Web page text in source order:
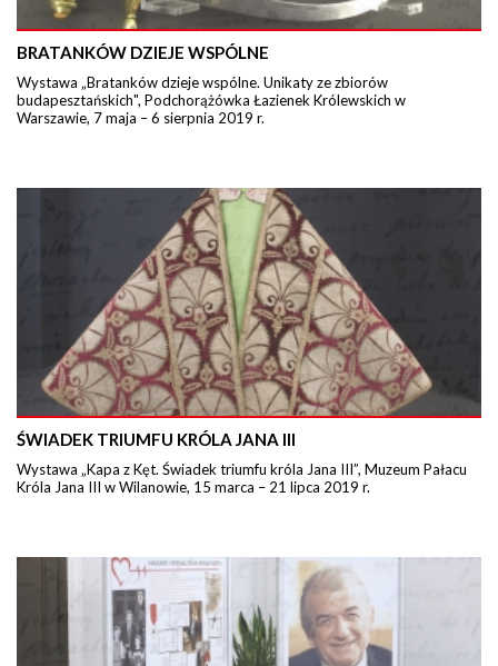
BRATANKÓW DZIEJE WSPÓLNE
Wystawa „Bratanków dzieje wspólne. Unikaty ze zbiorów
budapesztańskich", Podchorążówka Łazienek Królewskich w
Warszawie, 7 maja – 6 sierpnia 2019 r.
ŚWIADEK TRIUMFU KRÓLA JANA III
Wystawa „Kapa z Kęt. Świadek triumfu króla Jana III”, Muzeum Pałacu
Króla Jana III w Wilanowie, 15 marca – 21 lipca 2019 r.